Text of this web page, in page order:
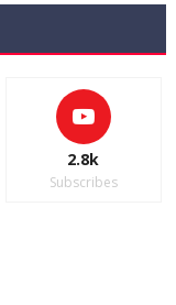
2.8k
Subscribes